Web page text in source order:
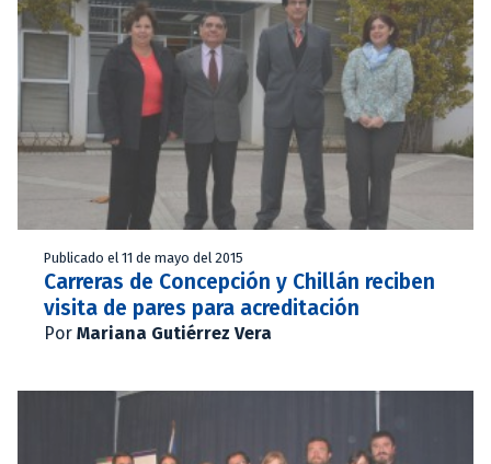
Publicado el 11 de mayo del 2015
Carreras de Concepción y Chillán reciben
visita de pares para acreditación
Por Mariana Gutiérrez Vera